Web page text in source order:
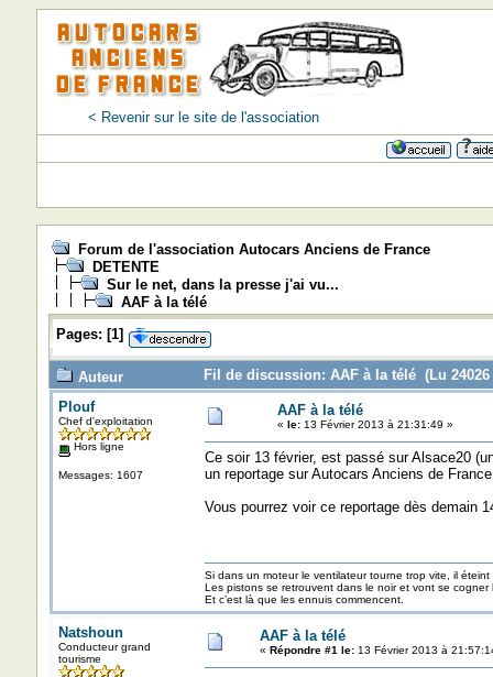
< Revenir sur le site de l'association
Forum de l'association Autocars Anciens de France
DETENTE
Sur le net, dans la presse j'ai vu...
AAF à la télé
Pages: [1]
Auteur
Fil de discussion: AAF à la télé (Lu 24026
Plouf
Chef d'exploitation
Hors ligne
Messages: 1607
AAF à la télé
« le:13 Février 2013 à 21:31:49 »
Ce soir 13 février, est passé sur Alsace20
un reportage sur Autocars Anciens de
Vous pourrez voir ce reportage dès demain
Si dans un moteur le ventilateur tourne trop vite, il éteint
Les pistons se retrouvent dans le noir et vont se
Et c’est là que les ennuis commencent.
Natshoun
Conducteur grand
tourisme
AAF à la télé
« Répondre #1 le:13 Février 2013 à